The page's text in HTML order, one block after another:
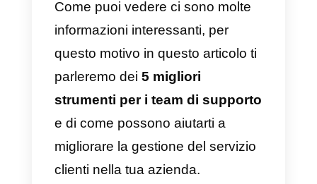
migliorare la propria efficacia,
ottenere risultati migliori e offrire
un servizio molto più veloce. In
genere, quando un cliente cerca
aiuto, si aspetta di ricevere una
risposta rapida e gestita nel